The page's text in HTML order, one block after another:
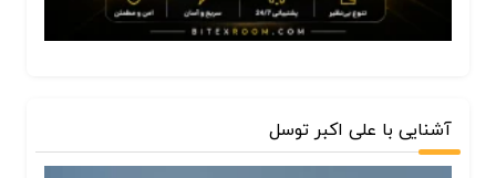
آشنایی با علی اکبر توسل